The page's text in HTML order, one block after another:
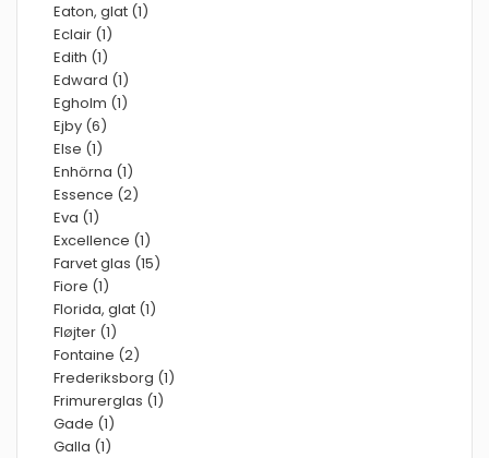
Eaton, glat (1)
Eclair (1)
Edith (1)
Edward (1)
Egholm (1)
Ejby (6)
Else (1)
Enhörna (1)
Essence (2)
Eva (1)
Excellence (1)
Farvet glas (15)
Fiore (1)
Florida, glat (1)
Fløjter (1)
Fontaine (2)
Frederiksborg (1)
Frimurerglas (1)
Gade (1)
Galla (1)